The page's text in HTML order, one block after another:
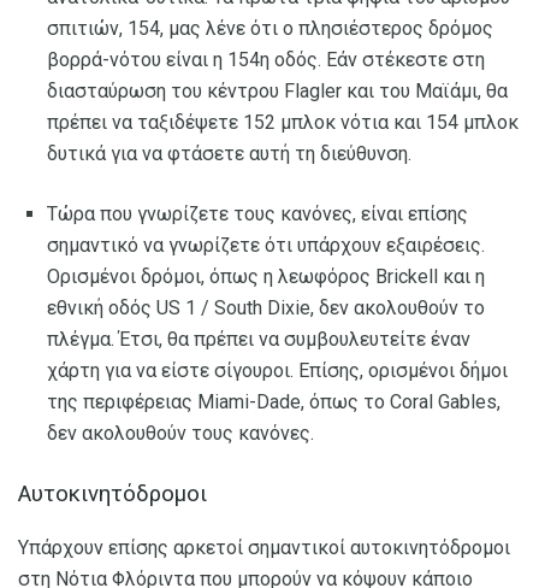
σπιτιών, 154, μας λένε ότι ο πλησιέστερος δρόμος
βορρά-νότου είναι η 154η οδός. Εάν στέκεστε στη
διασταύρωση του κέντρου Flagler και του Μαϊάμι, θα
πρέπει να ταξιδέψετε 152 μπλοκ νότια και 154 μπλοκ
δυτικά για να φτάσετε αυτή τη διεύθυνση.
Τώρα που γνωρίζετε τους κανόνες, είναι επίσης
σημαντικό να γνωρίζετε ότι υπάρχουν εξαιρέσεις.
Ορισμένοι δρόμοι, όπως η λεωφόρος Brickell και η
εθνική οδός US 1 / South Dixie, δεν ακολουθούν το
πλέγμα. Έτσι, θα πρέπει να συμβουλευτείτε έναν
χάρτη για να είστε σίγουροι. Επίσης, ορισμένοι δήμοι
της περιφέρειας Miami-Dade, όπως το Coral Gables,
δεν ακολουθούν τους κανόνες.
Αυτοκινητόδρομοι
Υπάρχουν επίσης αρκετοί σημαντικοί αυτοκινητόδρομοι
στη Νότια Φλόριντα που μπορούν να κόψουν κάποιο